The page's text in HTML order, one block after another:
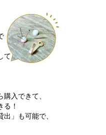
て
」も可能で、
入できて、
！